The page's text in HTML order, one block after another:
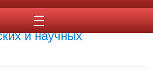
иностранных
и научных